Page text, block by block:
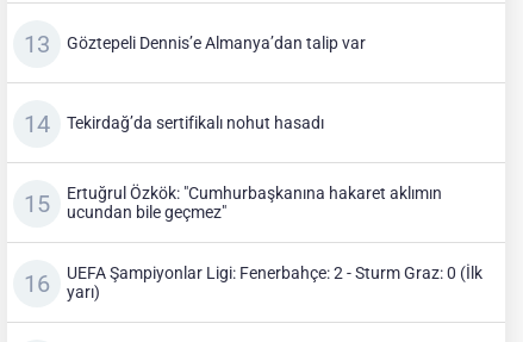
Göztepeli Dennis’e Almanya’dan talip var
Tekirdağ’da sertifikalı nohut hasadı
Ertuğrul Özkök: "Cumhurbaşkanına hakaret aklımın
ucundan bile geçmez"
UEFA Şampiyonlar Ligi: Fenerbahçe: 2 - Sturm Graz: 0 (İlk
yarı)